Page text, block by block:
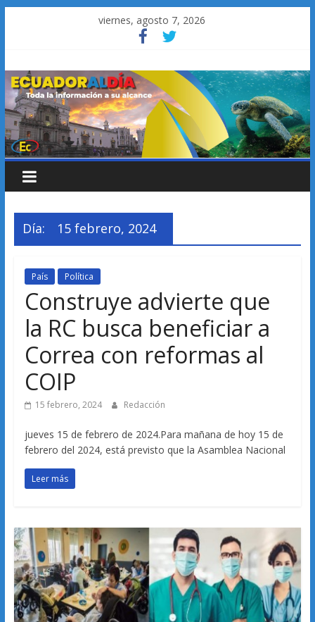
viernes, agosto 7, 2026
Día: 15 febrero, 2024
País Política
Construye advierte que
la RC busca beneficiar a
Correa con reformas al
COIP
15 febrero, 2024 Redacción
jueves 15 de febrero de 2024.Para mañana de hoy 15 de
febrero del 2024, está previsto que la Asamblea Nacional
Leer más